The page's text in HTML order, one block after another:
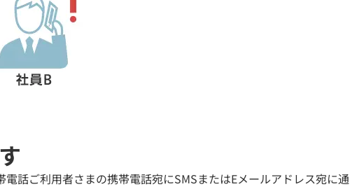
話ご利用者さまの携帯電話宛にSMSまたはEメールアドレス宛に通